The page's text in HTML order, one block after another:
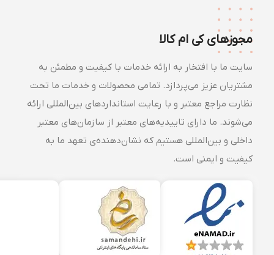
مجوزهای کی ام کالا
سایت ما با افتخار به ارائه خدمات با کیفیت و مطمئن به
مشتریان عزیز می‌پردازد. تمامی محصولات و خدمات ما تحت
نظارت مراجع معتبر و با رعایت استانداردهای بین‌المللی ارائه
می‌شوند. ما دارای تاییدیه‌های معتبر از سازمان‌های معتبر
داخلی و بین‌المللی هستیم که نشان‌دهنده‌ی تعهد ما به
کیفیت و ایمنی است.